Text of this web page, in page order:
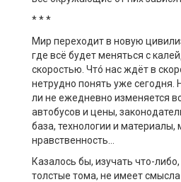
* * *
Мир переходит в новую
где всё будет меняться с
скоростью. Чтó нас ждёт в
нетрудно понять уже сегодня.
ли не ежедневно изменяется
автобусов и цены,
база, технологии и материалы,
нравственность…
Казалось бы, изучать что-
толстые тома, не имеет